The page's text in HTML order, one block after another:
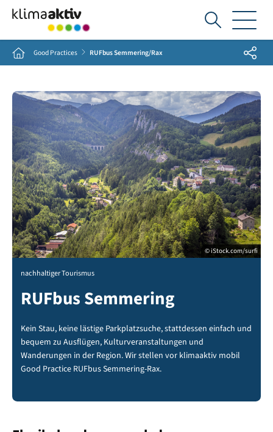
Ich
suche...
Home Good Practices RUFbus Semmering/Rax Share
© iStock.com/surfi
nachhaltiger Tourismus
RUFbus Semmering
Kein Stau, keine lästige Parkplatzsuche, stattdessen einfach und
bequem zu Ausflügen, Kulturveranstaltungen und
Wanderungen in der Region. Wir stellen vor klimaaktiv mobil
Good Practice RUFbus Semmering-Rax.